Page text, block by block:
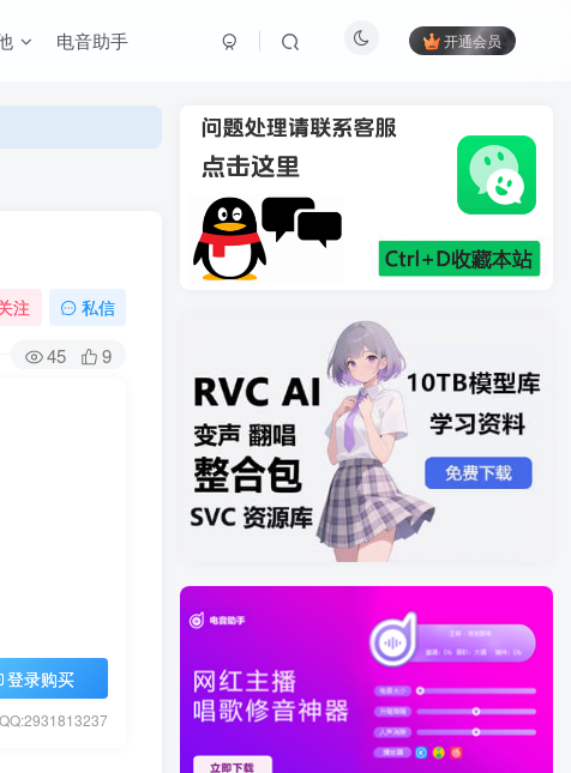
电音助手 开通会员
注 私信
45 9
登录购买